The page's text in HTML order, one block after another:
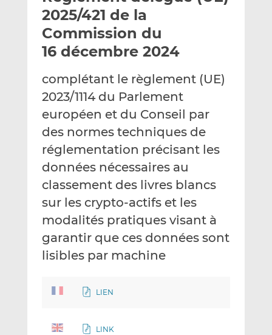
e
r
p
a
e
m
i
l
g
e
r
s
r
L
n
k
e
d
n
g
e
s
r
F
c
e
b
o
o
k
2025/421 de la
Commission du
16 décembre 2024
complétant le règlement (UE)
2023/1114 du Parlement
européen et du Conseil par
des normes techniques de
réglementation précisant les
données nécessaires au
classement des livres blancs
sur les crypto-actifs et les
modalités pratiques visant à
garantir que ces données sont
lisibles par machine
LIEN
LINK